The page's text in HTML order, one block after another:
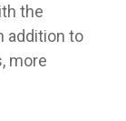
the
addition to
more